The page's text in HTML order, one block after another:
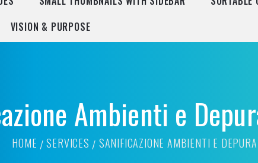
VISION & PURPOSE
Ambienti e
HOME SERVICES SANIFICAZIONE AMBIENTI E